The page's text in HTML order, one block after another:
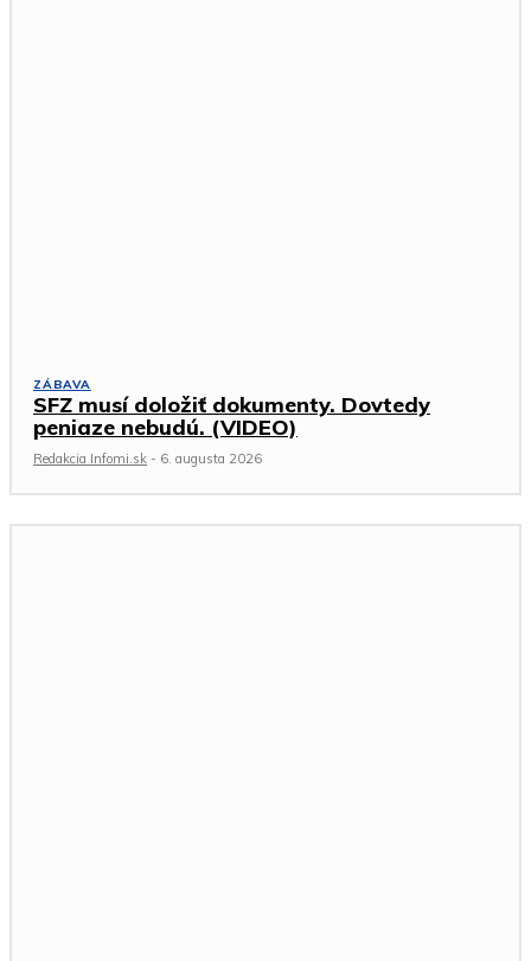
ZÁBAVA
SFZ musí doložiť dokumenty. Dovtedy
peniaze nebudú. (VIDEO)
Redakcia Infomi.sk - 6. augusta 2026